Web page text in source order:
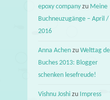
epoxy company zu Meine
Buchneuzugänge – April
2016
Anna Achen zuWelttag
Buches 2013: Blogger
schenken lesefreude!
Vishnu Joshi zu Impress